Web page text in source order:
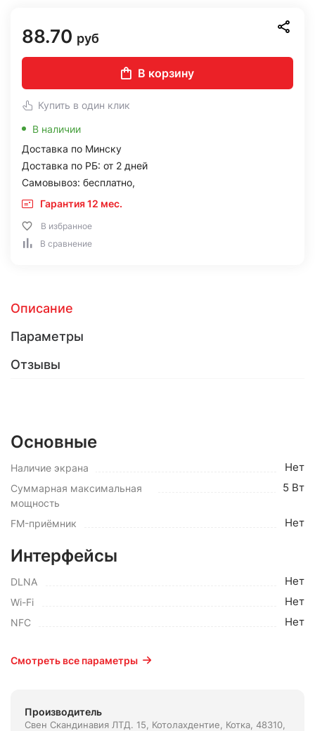
88.70 руб
В корзину
Купить в один клик
В наличии
Доставка по Минску
Доставка по РБ: от 2 дней
Самовывоз: бесплатно,
Гарантия 12 мес.
В избранное
В сравнение
Описание
Параметры
Отзывы
Основные
Наличие экрана Нет
Суммарная максимальная
мощность
5 Вт
FM-приёмник Нет
Интерфейсы
DLNA Нет
Wi-Fi Нет
NFC Нет
Смотреть все параметры
Производитель
Свен Скандинавия ЛТД. 15, Котолахдентие, Котка, 48310,